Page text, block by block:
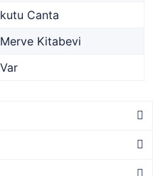
kutu Canta
Merve Kitabevi
Var